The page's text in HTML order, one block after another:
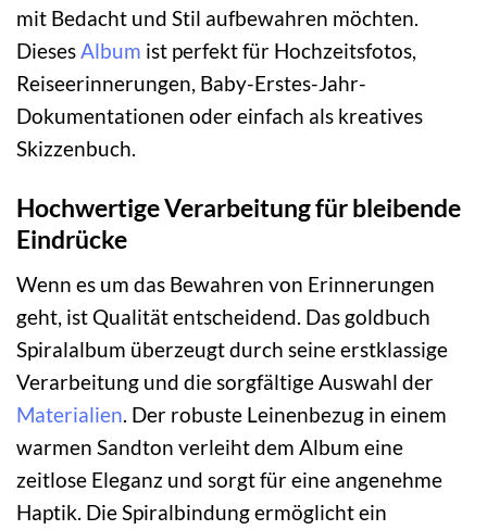
mit Bedacht und Stil aufbewahren möchten.
DiesesAlbum ist perfekt für Hochzeitsfotos,
Reiseerinnerungen, Baby-Erstes-Jahr-
Dokumentationen oder einfach als kreatives
Skizzenbuch.
Hochwertige Verarbeitung für bleibende
Eindrücke
Wenn es um das Bewahren von Erinnerungen
geht, ist Qualität entscheidend. Das goldbuch
Spiralalbum überzeugt durch seine erstklassige
Verarbeitung und die sorgfältige Auswahl der
Materialien . Der robuste Leinenbezug in einem
warmen Sandton verleiht dem Album eine
zeitlose Eleganz und sorgt für eine angenehme
Haptik. Die Spiralbindung ermöglicht ein